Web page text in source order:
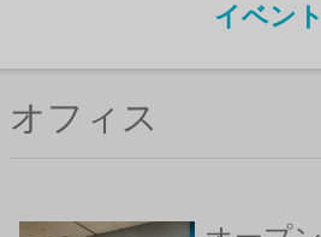
イベント
オフィス